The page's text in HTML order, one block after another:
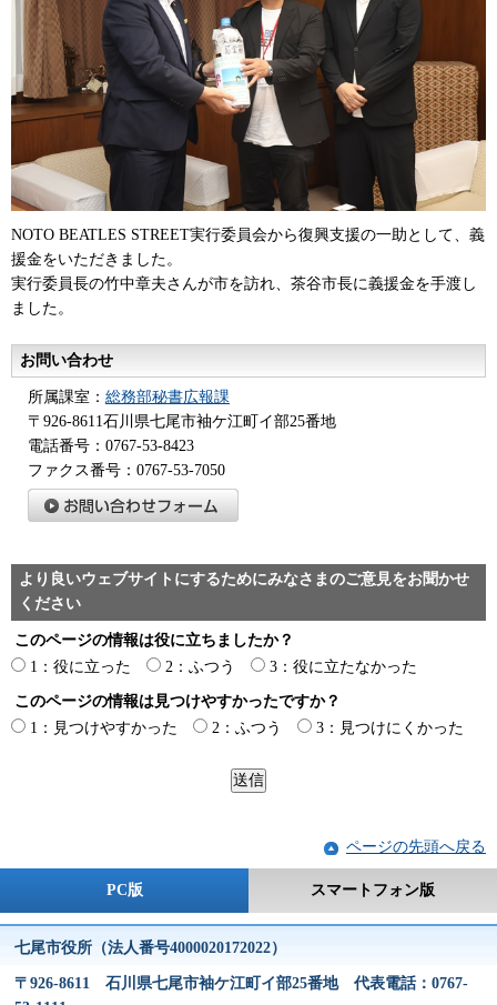
NOTO BEATLES STREET実行委員会から復興支援の一助として、義
援金をいただきました。
実行委員長の竹中章夫さんが市を訪れ、茶谷市長に義援金を手渡し
ました。
お問い合わせ
所属課室： 総務部秘書広報課
〒926-8611石川県七尾市袖ケ江町イ部25番地
電話番号：0767-53-8423
ファクス番号：0767-53-7050
より良いウェブサイトにするためにみなさまのご意見をお聞かせ
ください
このページの情報は役に立ちましたか？
1：役に立った
2：ふつう 3：役に立たなかった
このページの情報は見つけやすかったですか？
1：見つけやすかった
2：ふつう 3：見つけにくかった
ページの先頭へ戻る
PC版 スマートフォン版
七尾市役所（法人番号4000020172022）
〒926-8611 石川県七尾市袖ケ江町イ部25番地 代表電話：0767-